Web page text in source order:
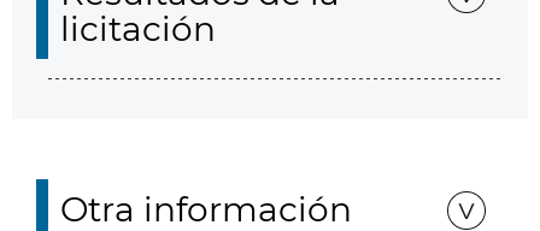
licitación
Otra información